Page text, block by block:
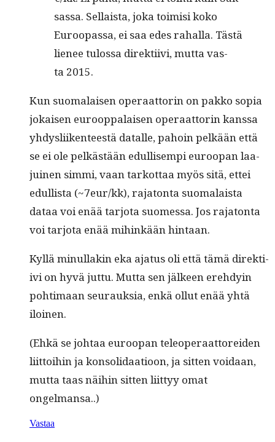
sas­sa. Sel­l­aista, joka toimisi koko
Euroopas­sa, ei saa edes rahal­la. Tästä
lie­nee tulos­sa direk­ti­ivi, mut­ta vas­
ta 2015.
Kun suo­ma­laisen oper­aat­torin on pakko sopia
jokaisen euroop­palaisen oper­aat­torin kanssa
yhdys­li­iken­teestä datalle, pahoin pelkään että
se ei ole pelkästään edullisem­pi euroopan laa­
juinen sim­mi, vaan tarkot­taa myös sitä, ettei
edullista (~7eur/kk), raja­ton­ta suo­ma­laista
dataa voi enää tar­jo­ta suomes­sa. Jos raja­ton­ta
voi tar­jo­ta enää mihinkään hintaan.
Kyl­lä min­ul­lakin eka aja­tus oli että tämä direk­ti­
ivi on hyvä jut­tu. Mut­ta sen jäl­keen ere­hdyin
pohti­maan seu­rauk­sia, enkä ollut enää yhtä
iloinen.
(Ehkä se johtaa euroopan tele­op­er­aat­tor­ei­den
liit­toi­hin ja kon­sol­i­daa­tioon, ja sit­ten voidaan,
mut­ta taas näi­hin sit­ten liit­tyy omat
ongelmansa..)
Vastaa